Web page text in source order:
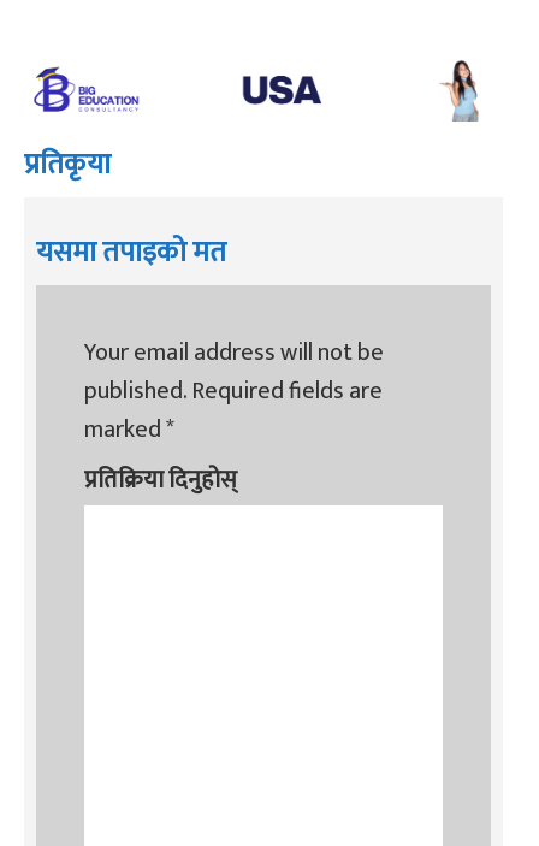
प्रतिकृया
यसमा तपाइको मत
Your email address will not be
published.Required fields are
marked*
प्रतिक्रिया दिनुहोस्